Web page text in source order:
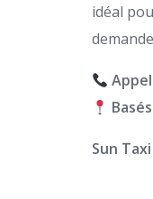
idéal
Sun